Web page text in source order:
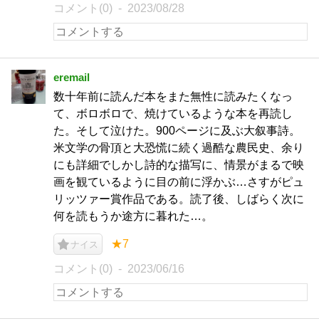
コメント(0) 2023/08/28
eremail
数十年前に読んだ本をまた無性に読みたくなっ
て、ボロボロで、焼けているような本を再読し
た。そして泣けた。900ページに及ぶ大叙事詩。
米文学の骨頂と大恐慌に続く過酷な農民史、余り
にも詳細でしかし詩的な描写に、情景がまるで映
画を観ているように目の前に浮かぶ…さすがピュ
リッツァー賞作品である。読了後、しばらく次に
何を読もうか途方に暮れた…。
ナイス ★7
コメント(0) 2023/06/16